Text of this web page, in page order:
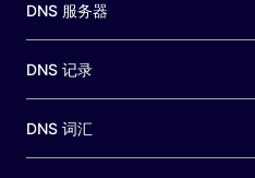
DNS 服务器
DNS 记录
DNS 词汇